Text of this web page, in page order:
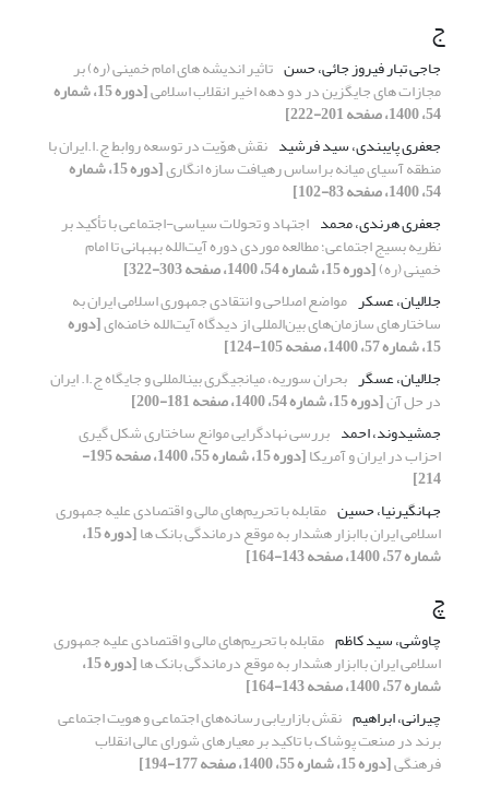
ج
جاجی تبار فیروز جائی، حسن تاثیر اندیشه های امام خمینی (ره) بر
مجازات های جایگزین در دو دهه اخیر انقلاب اسلامی [دوره 15، شماره
54، 1400، صفحه 201-222]
جعفری پایبندی، سید فرشید نقش هوّیت در توسعه روابط ج.ا.ایران با
منطقه آسیای میانه براساس رهیافت سازه انگاری [دوره 15، شماره
54، 1400، صفحه 83-102]
جعفری هرندی، محمد اجتهاد و تحولات سیاسی-اجتماعی با تأکید بر
نظریه بسیج اجتماعی؛ مطالعه موردی دوره آیت‌الله بهبهانی تا امام
خمینی (ره)[دوره 15، شماره 54، 1400، صفحه 303-322]
جلالیان، عسکر مواضع اصلاحی و انتقادی جمهوری اسلامی ایران به
ساختارهای سازمان‌های بین‌المللی از دیدگاه آیت‌الله خامنه‌ای[دوره
15، شماره 57، 1400، صفحه 105-124]
جلالیان، عسگر بحران سوریه، میانجی‏گری بین‏المللی و جایگاه ج.ا. ایران
در حل آن[دوره 15، شماره 54، 1400، صفحه 181-200]
جمشیدوند، احمد بررسی نهادگرایی موانع ساختاری شکل گیری
احزاب در ایران و آمریکا [دوره 15، شماره 55، 1400، صفحه 195-
214]
جهانگیرنیا، حسین مقابله با تحریم‌های مالی و اقتصادی علیه جمهوری
اسلامی ایران باابزار هشدار به موقع درماندگی بانک ها [دوره 15،
شماره 57، 1400، صفحه 143-164]
چ
چاوشی، سید کاظم مقابله با تحریم‌های مالی و اقتصادی علیه جمهوری
اسلامی ایران باابزار هشدار به موقع درماندگی بانک ها [دوره 15،
شماره 57، 1400، صفحه 143-164]
چیرانی، ابراهیم نقش بازاریابی رسانه‌های اجتماعی و هویت اجتماعی
برند در صنعت پوشاک با تاکید بر معیارهای شورای عالی انقلاب
فرهنگی[دوره 15، شماره 55، 1400، صفحه 177-194]